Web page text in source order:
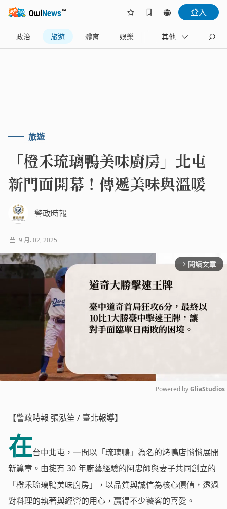
登入
政治 旅遊 體育 娛樂 產業
其他
旅遊
「橙禾琉璃鴨美味廚房」北屯
新門面開幕！傳遞美味與溫暖
警政時報
9 月. 02, 2025
arrow_forward_ios 閱讀文章
Powered by GliaStudios
【警政時報 張泓笙 / 臺北報導】
在台中北屯，一間以「琉璃鴨」為名的烤鴨店悄悄展開
新篇章。由擁有 30 年廚藝經驗的阿忠師與妻子共同創立的
「橙禾琉璃鴨美味廚房」，以品質與誠信為核心價值，透過
對料理的執著與經營的用心，贏得不少饕客的喜愛。